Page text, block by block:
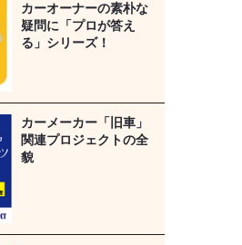
カーオーナーの素朴な
疑問に「プロが答え
る」シリーズ！
カーメーカー「旧車」
関連プロジェクトの全
貌